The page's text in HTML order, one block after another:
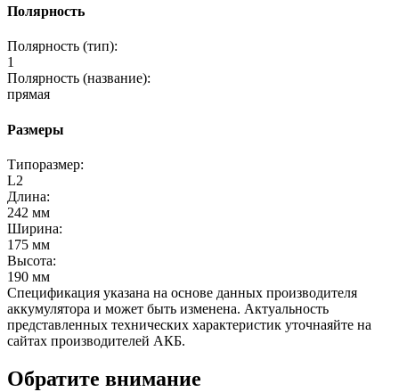
Полярность
Полярность (тип):
1
Полярность (название):
прямая
Размеры
Типоразмер:
L2
Длина:
242 мм
Ширина:
175 мм
Высота:
190 мм
Спецификация указана на основе данных производителя
аккумулятора и может быть изменена. Актуальность
представленных технических характеристик уточнаяйте на
сайтах производителей АКБ.
Обратите внимание